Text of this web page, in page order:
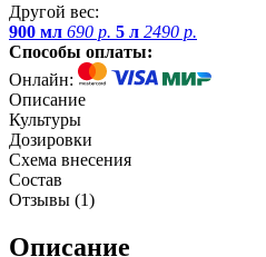
Другой вес:
900 мл 690 р. 5 л 2490 р.
Способы оплаты:
Онлайн:
Описание
Культуры
Дозировки
Схема внесения
Состав
Отзывы (1)
Описание